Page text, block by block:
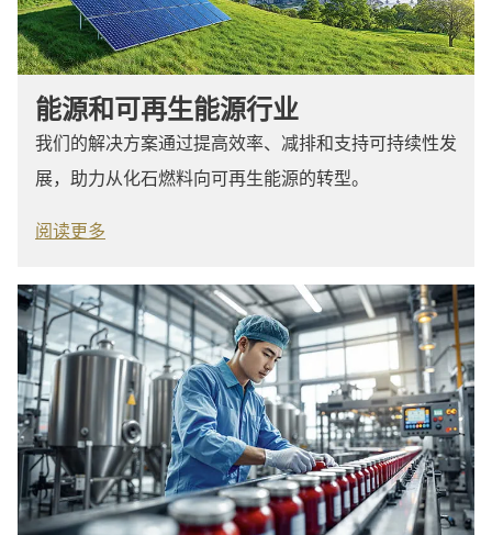
能源和可再生能源行业
我们的解决方案通过提高效率、减排和支持可持续性发
展，助力从化石燃料向可再生能源的转型。
阅读更多